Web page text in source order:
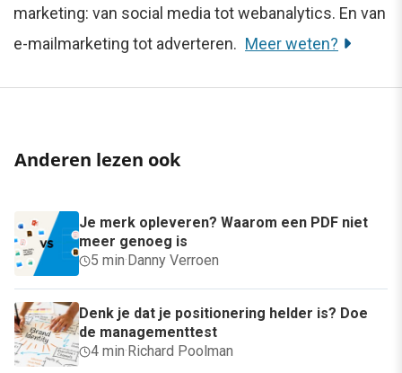
marketing: van social media tot webanalytics. En van
e-mailmarketing tot adverteren. Meer weten?
Anderen lezen ook
Je merk opleveren? Waarom een PDF niet
meer genoeg is
5 min· Danny Verroen
Denk je dat je positionering helder is? Doe
de managementtest
4 min· Richard Poolman